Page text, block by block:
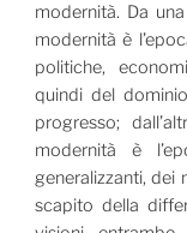
modernità. Da
modernità è
politiche,
quindi del
progresso;
modernità è
generalizzanti, dei
scapito della